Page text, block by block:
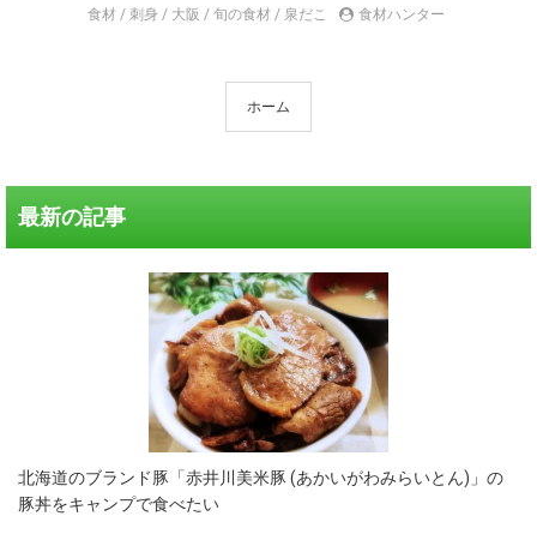
食材 / 刺身 / 大阪 / 旬の食材 / 泉だこ 食材ハンター
ホーム
最新の記事
北海道のブランド豚「赤井川美米豚 (あかいがわみらいとん)」の
豚丼をキャンプで食べたい